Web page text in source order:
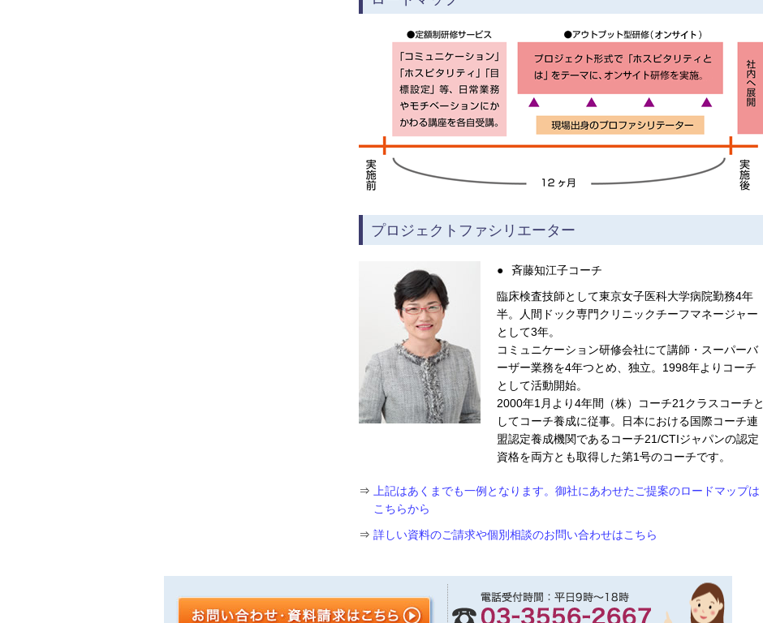
プロジェクトファシリエーター
●
斉藤知江子コーチ
臨床検査技師として東京女子医科大学病院勤務4年
半。人間ドック専門クリニックチーフマネージャー
として3年。
コミュニケーション研修会社にて講師・スーパーバ
ーザー業務を4年つとめ、独立。1998年よりコーチ
として活動開始。
2000年1月より4年間（株）コーチ21クラスコーチと
してコーチ養成に従事。日本における国際コーチ連
盟認定養成機関であるコーチ21/CTIジャパンの認定
資格を両方とも取得した第1号のコーチです。
⇒
上記はあくまでも一例となります。御社にあわせたご提案のロードマップは
こちらから
⇒ 詳しい資料のご請求や個別相談のお問い合わせはこちら